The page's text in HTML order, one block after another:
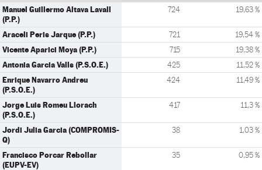
Manuel Guillermo Altava Lavall
(P.P.)
724 19,63 %
Araceli Peris Jarque (P.P.) 721 19,54 %
Vicente Aparici Moya (P.P.) 715 19,38 %
Antonia Garcia Valls (P.S.O.E.) 425 11,52 %
Enrique Navarro Andreu
(P.S.O.E.)
424 11,49 %
Jorge Luis Romeu Llorach
(P.S.O.E.)
417 11,3 %
Jordi Julia Garcia (COMPROMIS-
Q)
38 1,03 %
Francisco Porcar Rebollar
(EUPV-EV)
35 0,95 %